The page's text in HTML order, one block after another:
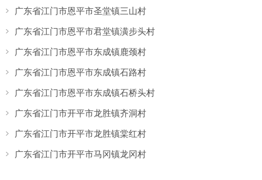
广东省江门市恩平市圣堂镇三山村
广东省江门市恩平市君堂镇潢步头村
广东省江门市恩平市东成镇鹿颈村
广东省江门市恩平市东成镇石路村
广东省江门市恩平市东成镇石桥头村
广东省江门市开平市龙胜镇齐洞村
广东省江门市开平市龙胜镇棠红村
广东省江门市开平市马冈镇龙冈村